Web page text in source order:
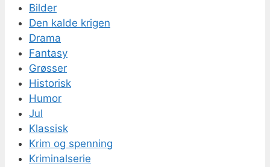
Bilder
Den kalde krigen
Drama
Fantasy
Grøsser
Historisk
Humor
Jul
Klassisk
Krim og spenning
Kriminalserie